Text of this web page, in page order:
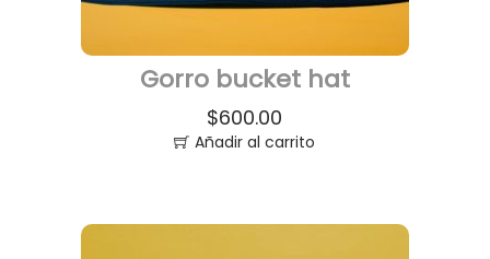
Gorro bucket hat
$600.00
Añadir al carrito